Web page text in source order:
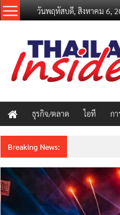
วันพฤหัสบดี, สิงหาคม 6,
Thailand
Inside
New
ธุรกิจ/ตลาด ไอที ก
Breaking News: